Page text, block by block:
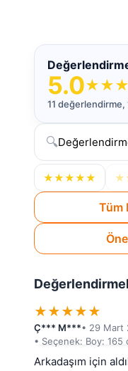
5.0★★★
11 değerlendirme,
🔍
★★★★★ ★
Tüm
★★★★★
Ç*** M***• 29 Mart
• Seçenek: Boy:
Arkadaşım için